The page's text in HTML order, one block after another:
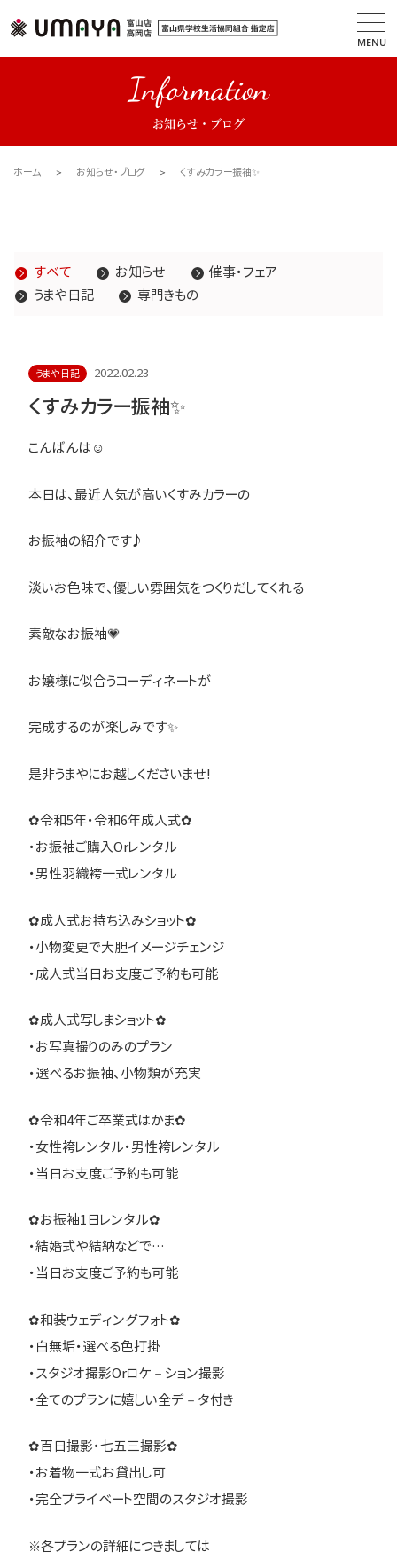
MENU
Information
お知らせ・ブログ
ホーム お知らせ・ブログ くすみカラー振袖✨
すべて お知らせ
催事・フェア
うまや日記
専門きもの
うまや日記 2022.02.23
くすみカラー振袖✨
こんばんは☺
本日は、最近人気が高いくすみカラーの
お振袖の紹介です♪
淡いお色味で、優しい雰囲気をつくりだしてくれる
素敵なお振袖💗
お嬢様に似合うコーディネートが
完成するのが楽しみです✨
是非うまやにお越しくださいませ!
✿令和5年・令和6年成人式✿
・お振袖ご購入Orレンタル
・男性羽織袴一式レンタル
✿成人式お持ち込みショット✿
・小物変更で大胆イメージチェンジ
・成人式当日お支度ご予約も可能
✿成人式写しまショット✿
・お写真撮りのみのプラン
・選べるお振袖、小物類が充実
✿令和4年ご卒業式はかま✿
・女性袴レンタル・男性袴レンタル
・当日お支度ご予約も可能
✿お振袖1日レンタル✿
・結婚式や結納などで…
・当日お支度ご予約も可能
✿和装ウェディングフォト✿
・白無垢・選べる色打掛
・スタジオ撮影Orロケ－ション撮影
・全てのプランに嬉しい全デ－タ付き
✿百日撮影・七五三撮影✿
・お着物一式お貸出し可
・完全プライベート空間のスタジオ撮影
※各プランの詳細につきましては